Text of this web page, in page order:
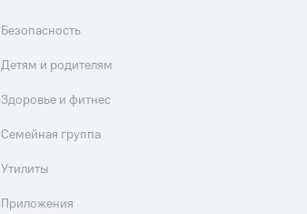
Безопасность
Детям и родителям
Здоровье и фитнес
Семейная группа
Утилиты
Приложения